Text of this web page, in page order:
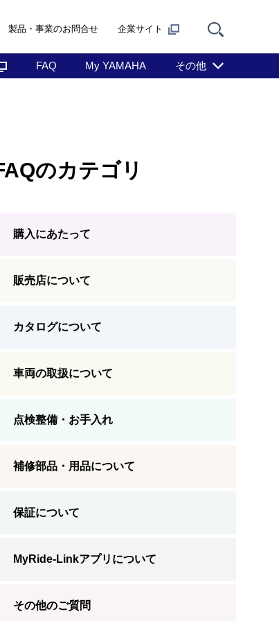
製品・事業のお問合せ 企業サイト
FAQ My YAMAHA その他
のカテゴリ
購入にあたって
販売店について
カタログについて
車両の取扱について
点検整備・お手入れ
補修部品・用品について
保証について
MyRide-Linkアプリについて
その他のご質問